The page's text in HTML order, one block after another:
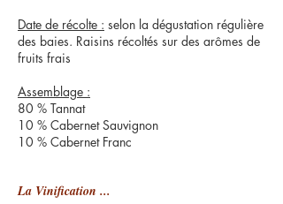
Date de récolte : selon la dégustation régulière
des baies. Raisins récoltés sur des arômes de
fruits frais
Assemblage :
80 % Tannat
10 % Cabernet Sauvignon
10 % Cabernet Franc
La Vinification ...